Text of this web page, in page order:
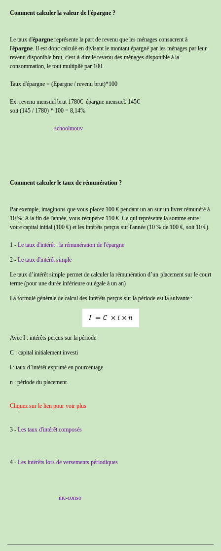
Comment calculer la valeur de l'épargne ?
Le taux d'épargne représente la part de revenu que les ménages consacrent à
l'épargne. Il est donc calculé en divisant le montant épargné par les ménages par leur
revenu disponible brut, c'est-à-dire le revenu des ménages disponible à la
consommation, le tout multiplié par 100.
Taux d'épargne = (Epargne / revenu brut)*100
Ex: revenu mensuel brut 1780€ épargne mensuel: 145€
soit (145 / 1780) * 100 = 8,14%
schoolmouv
Comment calculer le taux de rémunération ?
Par exemple, imaginons que vous placez 100 € pendant un an sur un livret rémunéré à
10 %. A la fin de l'année, vous récupérez 110 €. Ce qui représente la somme entre
votre capital initial (100 €) et les intérêts perçus sur l'année (10 % de 100 €, soit 10 €).
1 - Le taux d'intérêt : la rémunération de l'épargne
2 - Le taux d'intérêt simple
Le taux d’intérêt simple permet de calculer la rémunération d’un placement sur le court
terme (pour une durée inférieure ou égale à un an)
La formulé générale de calcul des intérêts perçus sur la période est la suivante :
Avec I : intérêts perçus sur la période
C : capital initialement investi
i : taux d’intérêt exprimé en pourcentage
n : période du placement.
Cliquez sur le lien pour voir plus
3 - Les taux d'intérêt composés
4 - Les intérêts lors de versements périodiques
inc-conso